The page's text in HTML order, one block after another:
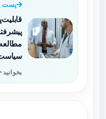
پست
بخوانید